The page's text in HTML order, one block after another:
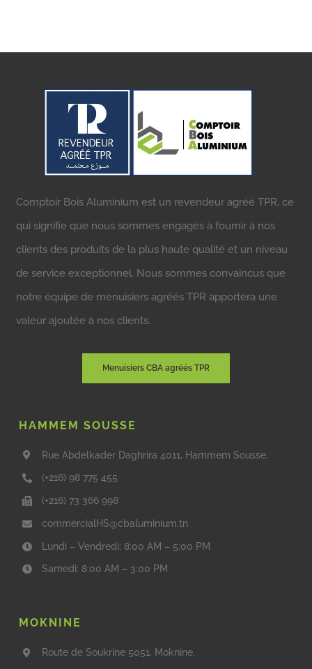
Comptoir Bois Aluminium est un revendeur agréé TPR, ce
qui signifie que nous sommes engagés à fournir à nos
clients des produits de la plus haute qualité et un niveau
de service exceptionnel. Nous sommes convaincus que
notre équipe de menuisiers agréés TPR apportera une
valeur ajoutée à nos clients.
Menuisiers CBA agréés TPR
HAMMEM SOUSSE
Rue Abdelkader Daghrira 4011, Hammem Sousse.
(+216) 98 775 455
(+216) 73 366 998
commercialHS@cbaluminium.tn
Lundi – Vendredi: 8:00 AM – 5:00 PM
Samedi: 8:00 AM – 3:00 PM
MOKNINE
Route de Soukrine 5051, Moknine.